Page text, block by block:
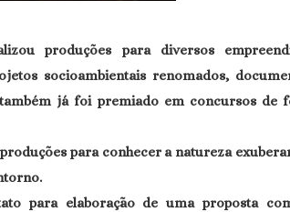
produções para diversos
socioambientais renomados,
já foi premiado em concursos de
para conhecer a natureza
para elaboração de uma proposta